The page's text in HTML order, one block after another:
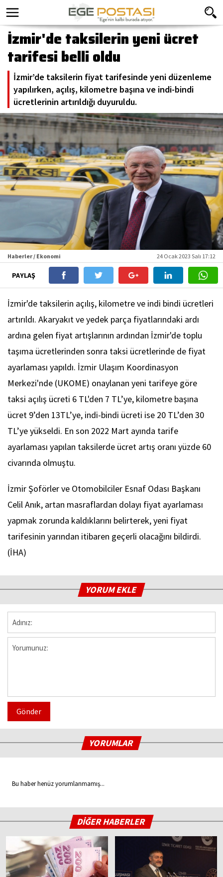
İzmir'de taksilerin yeni ücret
tarifesi belli oldu
İzmir’de taksilerin fiyat tarifesinde yeni düzenleme
yapılırken, açılış, kilometre başına ve indi-bindi
ücretlerinin artırıldığı duyuruldu.
Haberler / Ekonomi 24 Ocak 2023 Salı 17:12
PAYLAŞ
İzmir'de taksilerin açılış, kilometre ve indi bindi ücretleri
artırıldı. Akaryakıt ve yedek parça fiyatlarındaki ardı
ardına gelen fiyat artışlarının ardından İzmir'de toplu
taşıma ücretlerinden sonra taksi ücretlerinde de fiyat
ayarlaması yapıldı. İzmir Ulaşım Koordinasyon
Merkezi'nde (UKOME) onaylanan yeni tarifeye göre
taksi açılış ücreti 6 TL'den 7 TL’ye, kilometre başına
ücret 9’den 13TL’ye, indi-bindi ücreti ise 20 TL’den 30
TL’ye yükseldi. En son 2022 Mart ayında tarife
ayarlaması yapılan taksilerde ücret artış oranı yüzde 60
civarında olmuştu.
İzmir Şoförler ve Otomobilciler Esnaf Odası Başkanı
Celil Anık, artan masraflardan dolayı fiyat ayarlaması
yapmak zorunda kaldıklarını belirterek, yeni fiyat
tarifesinin yarından itibaren geçerli olacağını bildirdi.
(İHA)
YORUM EKLE
Gönder
YORUMLAR
Bu haber henüz yorumlanmamış...
DİĞER HABERLER